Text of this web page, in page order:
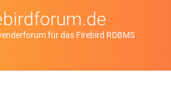
für das Firebird RDBMS